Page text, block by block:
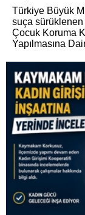
Türkiye Büyük
suça
Çocuk Koruma
Yapılmasına